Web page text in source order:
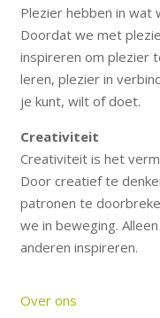
Plezier hebben in wat
Doordat we met
inspireren om plezier
leren, plezier in
je kunt, wilt of doet.
Creativiteit
Creativiteit is het
Door creatief te
patronen te
we in beweging.
anderen inspireren.
Over ons